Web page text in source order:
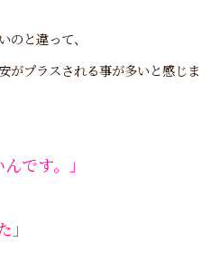
と違って、
がプラスされる事が多いと感じま
です。」